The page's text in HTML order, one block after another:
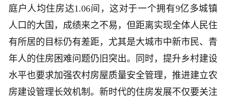
庭户人均住房达1.06间，这对于一个拥有9亿多城镇
人口的大国，成绩来之不易，但距离实现全体人民住
有所居的目标仍有差距，尤其是大城市中新市民、青
年人的住房困难问题仍旧突出。同时，提升乡村建设
水平也要求加强农村房屋质量安全管理，推进建立农
房建设管理长效机制。新时代的住房发展不仅要关注